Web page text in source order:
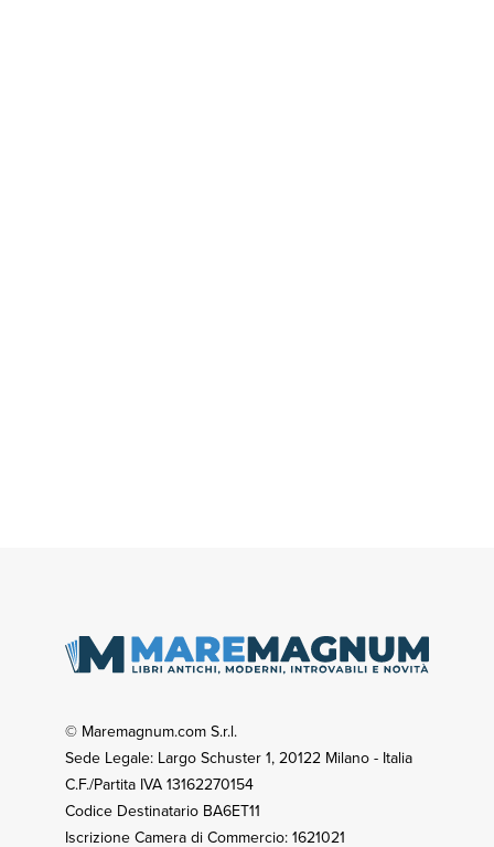
© Maremagnum.com S.r.l.
Sede Legale: Largo Schuster 1, 20122 Milano - Italia
C.F./Partita IVA 13162270154
Codice Destinatario BA6ET11
Iscrizione Camera di Commercio: 1621021